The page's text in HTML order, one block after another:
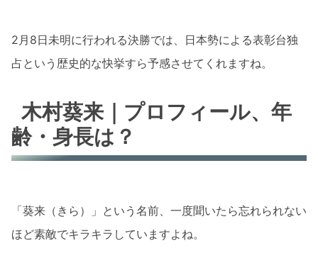
2月8日未明に行われる決勝では、日本勢による表彰台独
占という歴史的な快挙すら予感させてくれますね。
木村葵来｜プロフィール、年
齢・身長は？
「葵来（きら）」という名前、一度聞いたら忘れられない
ほど素敵でキラキラしていますよね。